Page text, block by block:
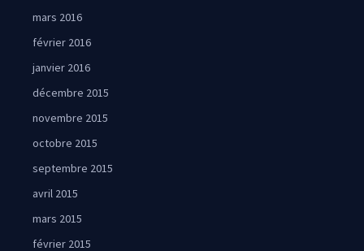
mars 2016
février 2016
janvier 2016
décembre 2015
novembre 2015
octobre 2015
septembre 2015
avril 2015
mars 2015
février 2015